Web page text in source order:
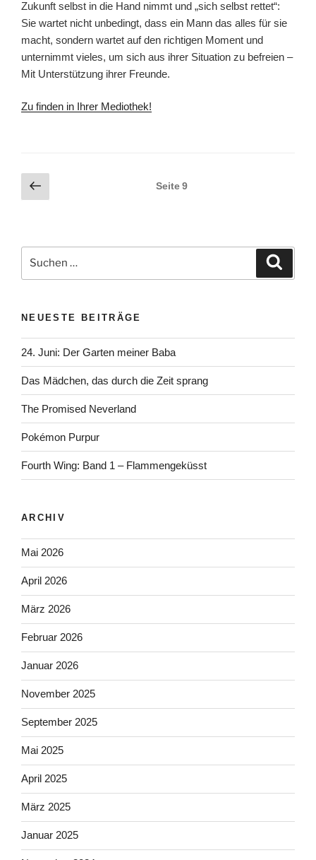
Zukunft selbst in die Hand nimmt und „sich selbst rettet“:
Sie wartet nicht unbedingt, dass ein Mann das alles für sie
macht, sondern wartet auf den richtigen Moment und
unternimmt vieles, um sich aus ihrer Situation zu befreien –
Mit Unterstützung ihrer Freunde.
Zu finden in Ihrer Mediothek!
Seitennummerierung
der
Vorherige
Seite
Seite9
nach:
NEUESTE BEITRÄGE
24. Juni: Der Garten meiner Baba
Das Mädchen, das durch die Zeit sprang
The Promised Neverland
Pokémon Purpur
Fourth Wing: Band 1 – Flammengeküsst
ARCHIV
Mai 2026
April 2026
März 2026
Februar 2026
Januar 2026
November 2025
September 2025
Mai 2025
April 2025
März 2025
Januar 2025